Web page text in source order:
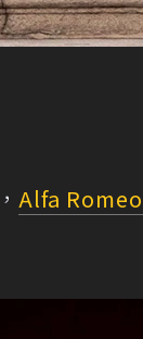
Alfa Romeo